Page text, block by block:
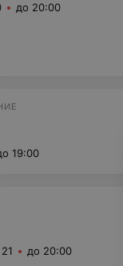
до 20:00
19:00
до 20:00